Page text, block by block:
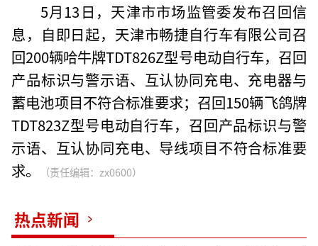
5月13日，天津市市场监管委发布召回信
息，自即日起，天津市畅捷自行车有限公司召
回200辆哈牛牌TDT826Z型号电动自行车，召回
产品标识与警示语、互认协同充电、充电器与
蓄电池项目不符合标准要求；召回150辆飞鸽牌
TDT823Z型号电动自行车，召回产品标识与警
示语、互认协同充电、导线项目不符合标准要
求。
（责任编辑：zx0600）
热点新闻